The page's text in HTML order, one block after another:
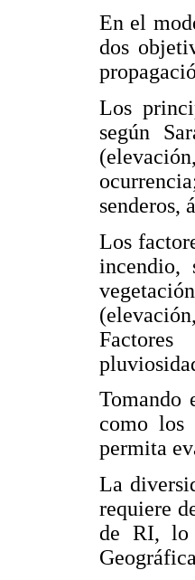
En el
dos
Los
según
senderos,
Los
incendio,
Tomando
como los
permita
La
requiere
de RI, lo